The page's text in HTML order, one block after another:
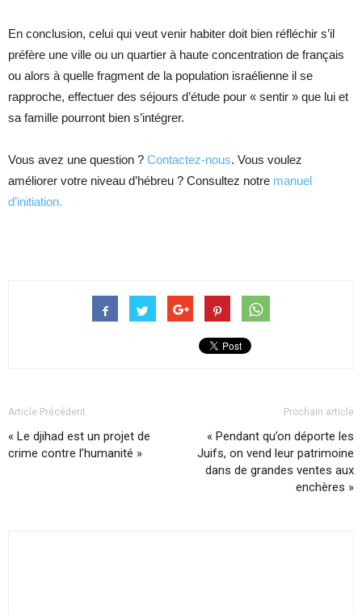
En conclusion, celui qui veut venir habiter doit bien réfléchir s’il
préfère une ville ou un quartier à haute concentration de français
ou alors à quelle fragment de la population israélienne il se
rapproche, effectuer des séjours d’étude pour « sentir » que lui et
sa famille pourront bien s’intégrer.
Vous avez une question ? Contactez-nous. Vous voulez
améliorer votre niveau d’hébreu ? Consultez notre manuel
d’initiation.
Article Précédent
« Le djihad est un projet de
crime contre l’humanité »
Prochain article
« Pendant qu’on déporte les
Juifs, on vend leur patrimoine
dans de grandes ventes aux
enchères »